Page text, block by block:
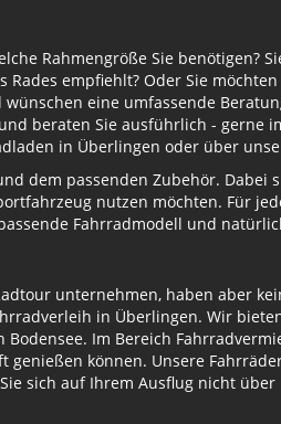
Rahmengröße Sie benötigen?
empfiehlt? Oder Sie
eine umfassende
beraten Sie ausführlich - gerne
in Überlingen oder über
dem passenden Zubehör. Dabei
nutzen möchten. Für
Fahrradmodell und
unternehmen, haben aber
in Überlingen. Wir
Im Bereich
können. Unsere
sich auf Ihrem Ausflug nicht